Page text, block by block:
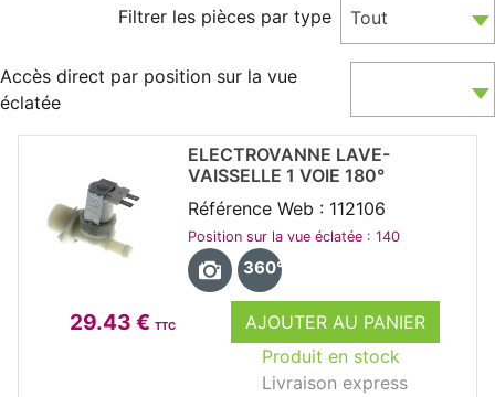
Filtrer les pièces par type Tout
Accès direct par position sur la vue
éclatée
29.43 € TTC
AJOUTER AU PANIER
Produit en stock
Livraison express
ELECTROVANNE LAVE-
VAISSELLE 1 VOIE 180°
Référence Web : 112106
Position sur la vue éclatée : 140
360°